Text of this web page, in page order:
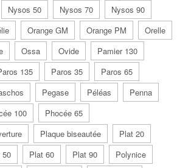
Nysos 50 Nysos 70
Nysos 90
Orange GM Orange PM
Orelle
Ossa Ovide
Pamier 130
135 Paros 35
Paros 65
Pegase Péléas
Penna
100
Phocée 65
Plaque biseautée
Plat 20
50 Plat 60 Plat 90
Polynice